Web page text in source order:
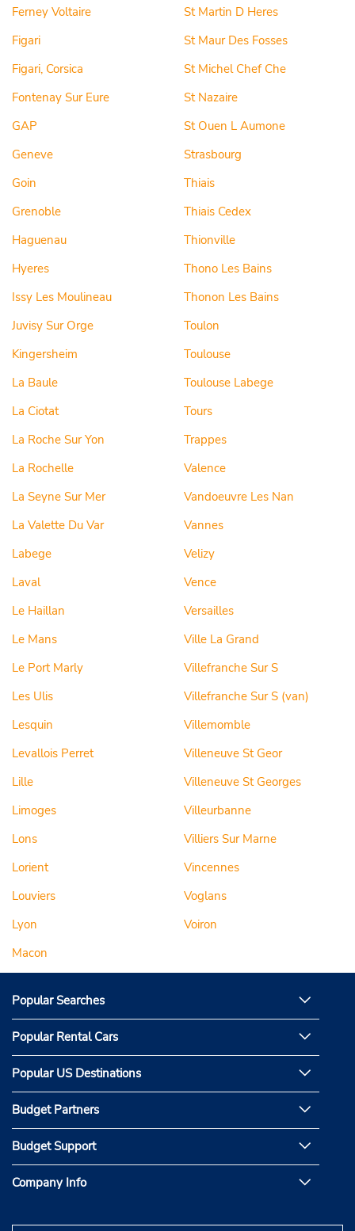
Ferney Voltaire
Figari
Figari, Corsica
Fontenay Sur Eure
GAP
Geneve
Goin
Grenoble
Haguenau
Hyeres
Issy Les Moulineau
Juvisy Sur Orge
Kingersheim
La Baule
La Ciotat
La Roche Sur Yon
La Rochelle
La Seyne Sur Mer
La Valette Du Var
Labege
Laval
Le Haillan
Le Mans
Le Port Marly
Les Ulis
Lesquin
Levallois Perret
Lille
Limoges
Lons
Lorient
Louviers
Lyon
Macon
St Martin D Heres
St Maur Des Fosses
St Michel Chef Che
St Nazaire
St Ouen L Aumone
Strasbourg
Thiais
Thiais Cedex
Thionville
Thono Les Bains
Thonon Les Bains
Toulon
Toulouse
Toulouse Labege
Tours
Trappes
Valence
Vandoeuvre Les Nan
Vannes
Velizy
Vence
Versailles
Ville La Grand
Villefranche Sur S
Villefranche Sur S (van)
Villemomble
Villeneuve St Geor
Villeneuve St Georges
Villeurbanne
Villiers Sur Marne
Vincennes
Voglans
Voiron
Popular Searches
Popular Rental Cars
Popular US Destinations
Budget Partners
Budget Support
Company Info